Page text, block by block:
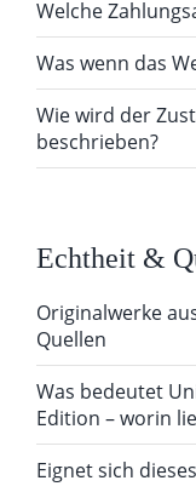
Welche
Was wenn das
Wie wird der
beschrieben?
Echtheit &
Originalwerke
Quellen
Was bedeutet
Edition – worin
Eignet sich